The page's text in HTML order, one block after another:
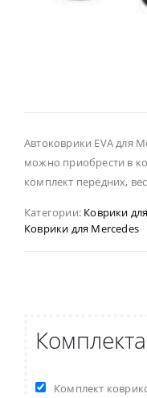
Автоковрики EVA для
можно приобрести в
комплект передних,
Категории: Коврики
Коврики для Mercedes
Комплект